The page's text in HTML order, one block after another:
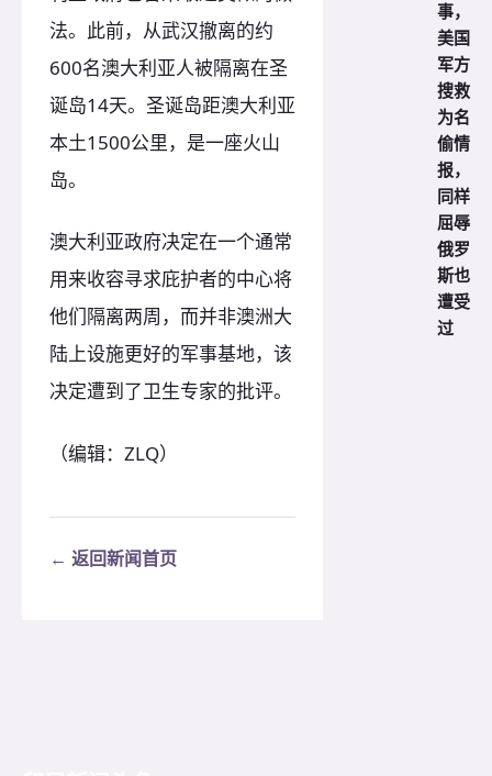
法。此前，从武汉撤离的约
600名澳大利亚人被隔离在圣
诞岛14天。圣诞岛距澳大利亚
本土1500公里，是一座火山
岛。
澳大利亚政府决定在一个通常
用来收容寻求庇护者的中心将
他们隔离两周，而并非澳洲大
陆上设施更好的军事基地，该
决定遭到了卫生专家的批评。
（编辑：ZLQ）
← 返回新闻首页
事，
美国
军方
搜救
为名
偷情
报，
同样
屈辱
俄罗
斯也
遭受
过